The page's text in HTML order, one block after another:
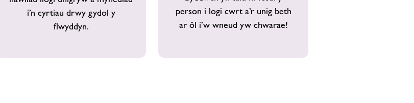
i’n cyrtiau drwy gydol y
flwyddyn.
person i logi cwrt a’r unig beth
ar ôl i’w wneud yw chwarae!